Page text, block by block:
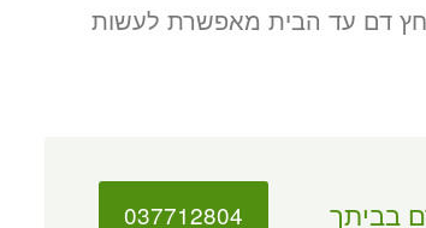
דם עד הבית מאפשרת לעשות
בביתך 037712804